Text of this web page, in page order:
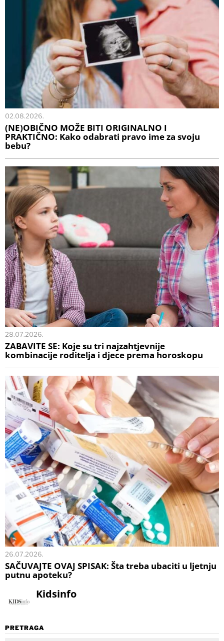
02.08.2026.
(NE)OBIČNO MOŽE BITI ORIGINALNO I
PRAKTIČNO: Kako odabrati pravo ime za svoju
bebu?
28.07.2026.
ZABAVITE SE: Koje su tri najzahtjevnije
kombinacije roditelja i djece prema horoskopu
26.07.2026.
SAČUVAJTE OVAJ SPISAK: Šta treba ubaciti u ljetnju
putnu apoteku?
Kidsinfo
PRETRAGA